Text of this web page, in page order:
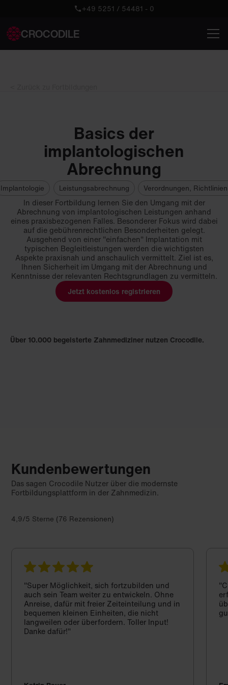
+49 5251 / 54481 - 0
CROCODILE
Basics der
implantologischen
Abrechnung
Implantologie Leistungsabrechnung Verordnungen,
In dieser Fortbildung lernen Sie den Umgang mit der
Abrechnung von implantologischen Leistungen anhand
eines praxisbezogenen Falles. Besonderer Fokus wird dabei
auf die gebührenrechtlichen Besonderheiten gelegt.
Ausgehend von einer "einfachen" Implantation mit
typischen Begleitleistungen werden die wichtigsten
Aspekte praxisnah und anschaulich vermittelt. Ziel ist es,
Ihnen Sicherheit im Umgang mit der Abrechnung und
Kenntnisse der relevanten Rechtsgrundlagen zu vermitteln.
Jetzt kostenlos registrieren
Über 10.000 begeisterte Zahnmediziner nutzen Crocodile.
Kundenbewertungen
Das sagen Crocodile Nutzer über die modernste
Fortbildungsplattform in der Zahnmedizin.
4,9/5 Sterne (76 Rezensionen)
"Super Möglichkeit, sich fortzubilden und
auch sein Team weiter zu entwickeln. Ohne
Anreise, dafür mit freier Zeiteinteilung und in
bequemen kleinen Einheiten, die nicht
langweilen oder überfordern. Toller Input!
Danke dafür!"